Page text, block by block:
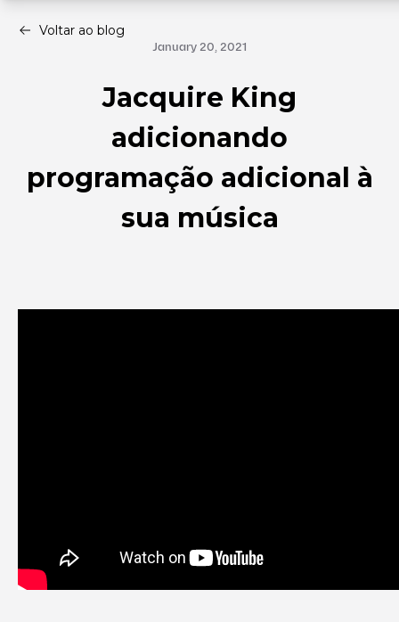
Voltar ao blog
January 20, 2021
Jacquire King
adicionando
programação adicional à
sua música